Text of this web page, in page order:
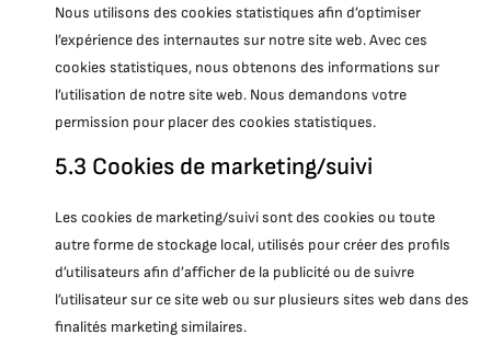
Nous utilisons des cookies statistiques afin d’optimiser
l’expérience des internautes sur notre site web. Avec ces
cookies statistiques, nous obtenons des informations sur
l’utilisation de notre site web. Nous demandons votre
permission pour placer des cookies statistiques.
5.3 Cookies de marketing/suivi
Les cookies de marketing/suivi sont des cookies ou toute
autre forme de stockage local, utilisés pour créer des profils
d’utilisateurs afin d’afficher de la publicité ou de suivre
l’utilisateur sur ce site web ou sur plusieurs sites web dans des
finalités marketing similaires.